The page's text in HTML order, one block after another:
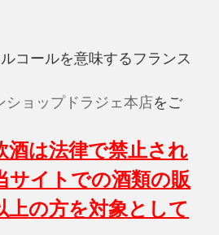
コールを意味するフランス
ショップドラジェ本店をご
酒は法律で禁止され
サイトでの酒類の販
上の方を対象として